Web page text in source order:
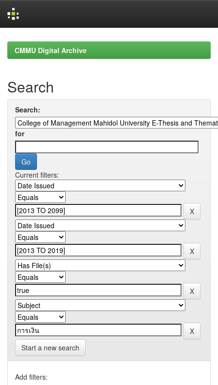
navigationCMMU Digital Archive
Search
Search:
for
Current filters:
Start a new search
Add filters: